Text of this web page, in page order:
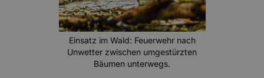
Einsatz im Wald: Feuerwehr nach
Unwetter zwischen umgestürzten
Bäumen unterwegs.